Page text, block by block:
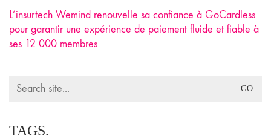
L’insurtech Wemind renouvelle sa confiance à GoCardless
pour garantir une expérience de paiement fluide et fiable à
ses 12 000 membres
Search
TAGS.